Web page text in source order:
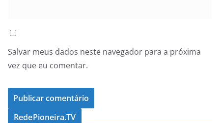
Salvar meus dados neste navegador para a próxima
vez que eu comentar.
RedePioneira.TV